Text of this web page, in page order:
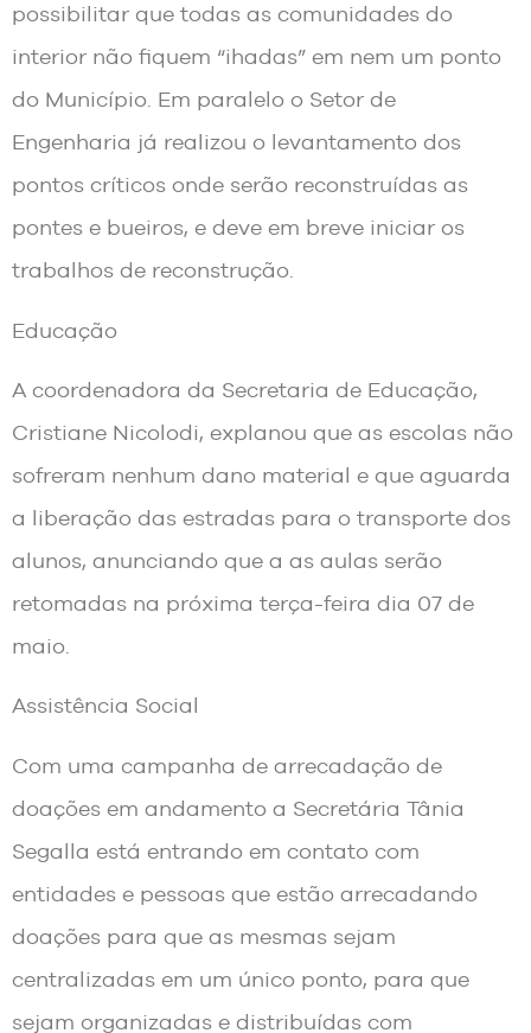
possibilitar que todas as comunidades do
interior não fiquem “ihadas” em nem um ponto
do Município. Em paralelo o Setor de
Engenharia já realizou o levantamento dos
pontos críticos onde serão reconstruídas as
pontes e bueiros, e deve em breve iniciar os
trabalhos de reconstrução.
Educação
A coordenadora da Secretaria de Educação,
Cristiane Nicolodi, explanou que as escolas não
sofreram nenhum dano material e que aguarda
a liberação das estradas para o transporte dos
alunos, anunciando que a as aulas serão
retomadas na próxima terça-feira dia 07 de
maio.
Assistência Social
Com uma campanha de arrecadação de
doações em andamento a Secretária Tânia
Segalla está entrando em contato com
entidades e pessoas que estão arrecadando
doações para que as mesmas sejam
centralizadas em um único ponto, para que
sejam organizadas e distribuídas com